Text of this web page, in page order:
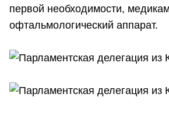
первой необходимости,
офтальмологический аппарат.